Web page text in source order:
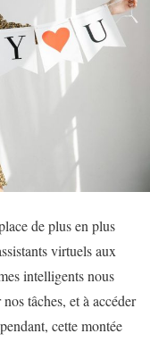
de plus en plus
virtuels aux
intelligents nous
tâches, et à accéder
cette montée